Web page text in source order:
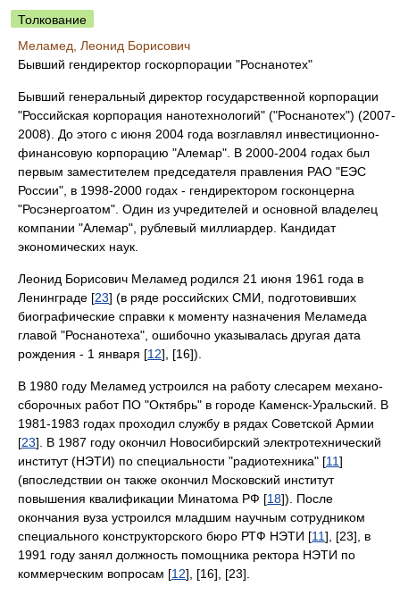
Толкование
Меламед, Леонид Борисович
Бывший гендиректор госкорпорации "Роснанотех"
Бывший генеральный директор государственной корпорации
"Российская корпорация нанотехнологий" ("Роснанотех") (2007-
2008). До этого с июня 2004 года возглавлял инвестиционно-
финансовую корпорацию "Алемар". В 2000-2004 годах был
первым заместителем председателя правления РАО "ЕЭС
России", в 1998-2000 годах - гендиректором госконцерна
"Росэнергоатом". Один из учредителей и основной владелец
компании "Алемар", рублевый миллиардер. Кандидат
экономических наук.
Леонид Борисович Меламед родился 21 июня 1961 года в
Ленинграде [23] (в ряде российских СМИ, подготовивших
биографические справки к моменту назначения Меламеда
главой "Роснанотеха", ошибочно указывалась другая дата
рождения - 1 января [12], [16]).
В 1980 году Меламед устроился на работу слесарем механо-
сборочных работ ПО "Октябрь" в городе Каменск-Уральский. В
1981-1983 годах проходил службу в рядах Советской Армии
[23]. В 1987 году окончил Новосибирский электротехнический
институт (НЭТИ) по специальности "радиотехника" [11]
(впоследствии он также окончил Московский институт
повышения квалификации Минатома РФ [18]). После
окончания вуза устроился младшим научным сотрудником
специального конструкторского бюро РТФ НЭТИ [11], [23], в
1991 году занял должность помощника ректора НЭТИ по
коммерческим вопросам [12], [16], [23].